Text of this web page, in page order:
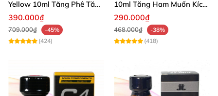
Yellow 10ml Tăng Phê Tăng
Kích Thích
390.000₫
709.000₫
-45%
(424)
10ml Tăng Ham Muốn Kích
Thích Mạnh
290.000₫
468.000₫
-38%
(418)